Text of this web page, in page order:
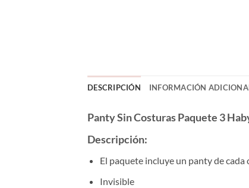
DESCRIPCIÓN INFORMACIÓN
Panty Sin Costuras Paquete 3
Descripción:
El paquete incluye un panty de
Invisible